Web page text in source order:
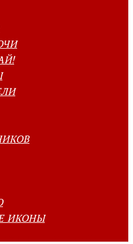
ИКОНЫ
- Стихи о любви